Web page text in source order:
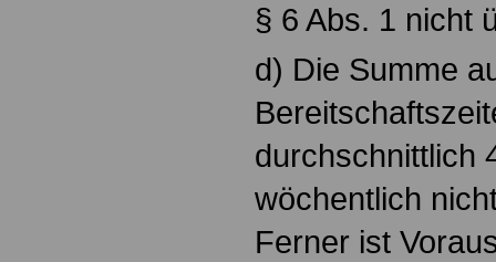
§ 6 Abs. 1 nicht
d) Die Summe
durchschnittlich
wöchentlich
Ferner ist